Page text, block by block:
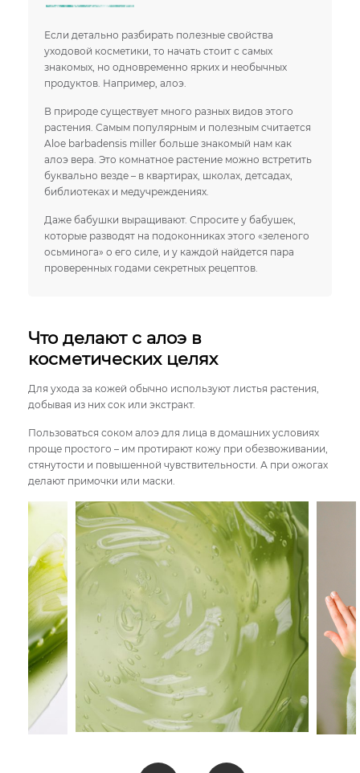
Если детально разбирать полезные свойства
уходовой косметики, то начать стоит с самых
знакомых, но одновременно ярких и необычных
продуктов. Например, алоэ.
В природе существует много разных видов этого
растения. Самым популярным и полезным считается
Aloe barbadensis miller больше знакомый нам как
алоэ вера. Это комнатное растение можно встретить
буквально везде – в квартирах, школах, детсадах,
библиотеках и медучреждениях.
Даже бабушки выращивают. Спросите у бабушек,
которые разводят на подоконниках этого «зеленого
осьминога» о его силе, и у каждой найдется пара
проверенных годами секретных рецептов.
Что делают с алоэ в
косметических целях
Для ухода за кожей обычно используют листья растения,
добывая из них сок или экстракт.
Пользоваться соком алоэ для лица в домашних условиях
проще простого – им протирают кожу при обезвоживании,
стянутости и повышенной чувствительности. А при ожогах
делают примочки или маски.